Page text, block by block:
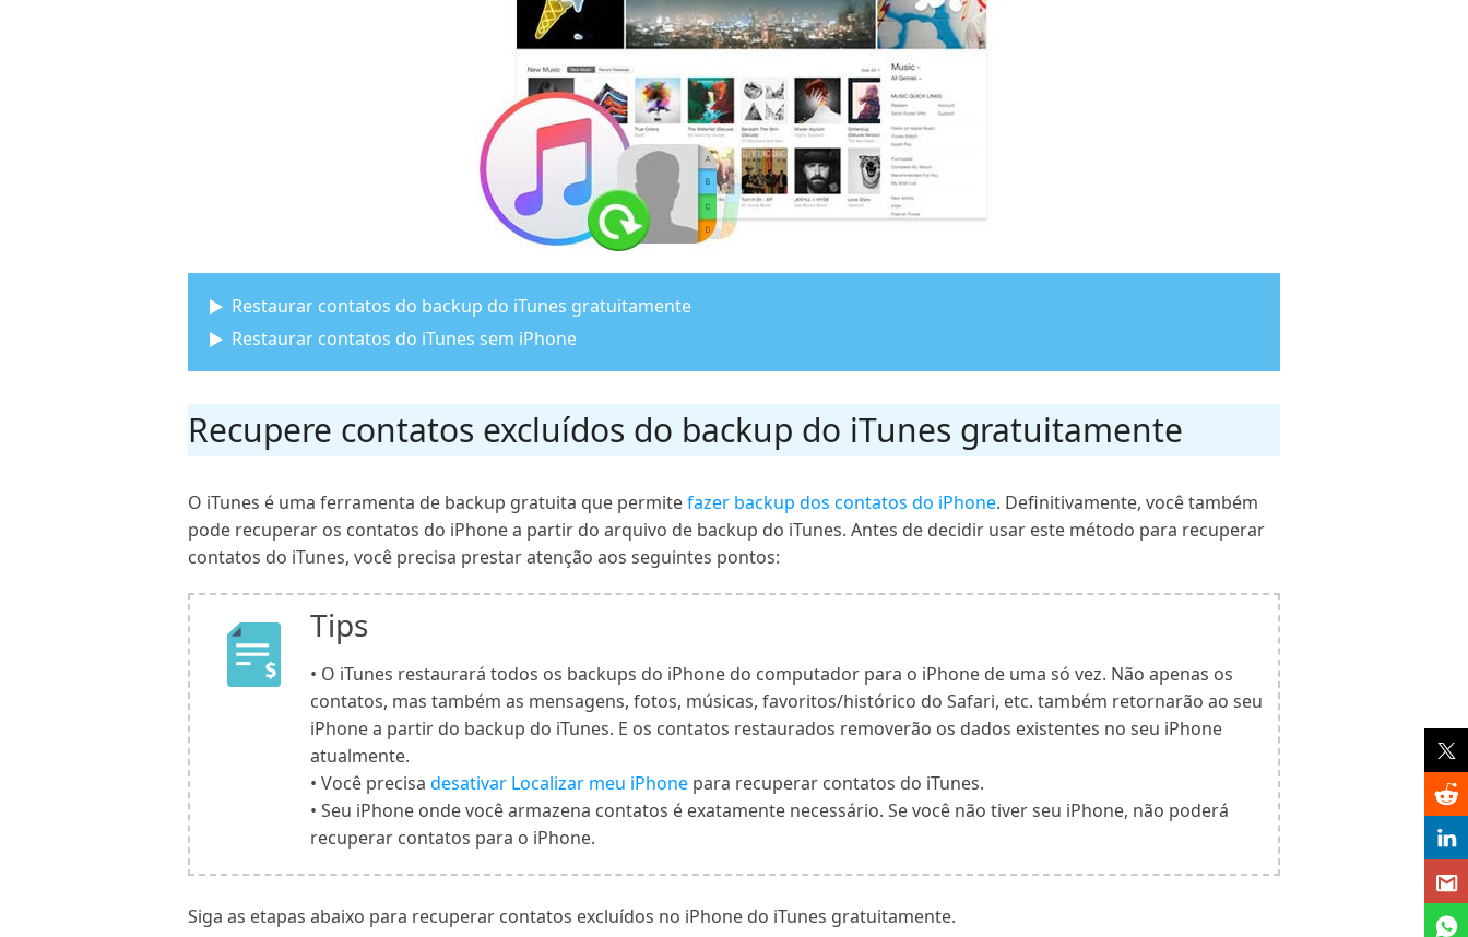
Restaurar contatos do backup do iTunes gratuitamente
Restaurar contatos do iTunes sem iPhone
Recupere contatos excluídos do backup do iTunes gratuitamente
O iTunes é uma ferramenta de backup gratuita que permitefazer backup dos contatos do iPhone. Definitivamente, você também
pode recuperar os contatos do iPhone a partir do arquivo de backup do iTunes. Antes de decidir usar este método para recuperar
contatos do iTunes, você precisa prestar atenção aos seguintes pontos:
Tips
• O iTunes restaurará todos os backups do iPhone do computador para o iPhone de uma só vez. Não apenas os
contatos, mas também as mensagens, fotos, músicas, favoritos/histórico do Safari, etc. também retornarão ao seu
iPhone a partir do backup do iTunes. E os contatos restaurados removerão os dados existentes no seu iPhone
atualmente.
• Você precisa desativar Localizar meu iPhone para recuperar contatos do iTunes.
• Seu iPhone onde você armazena contatos é exatamente necessário. Se você não tiver seu iPhone, não poderá
recuperar contatos para o iPhone.
Siga as etapas abaixo para recuperar contatos excluídos no iPhone do iTunes gratuitamente.